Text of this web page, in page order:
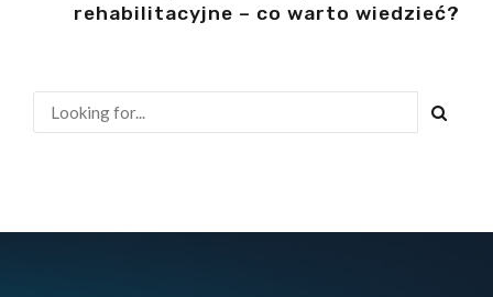
rehabilitacyjne – co warto wiedzieć?